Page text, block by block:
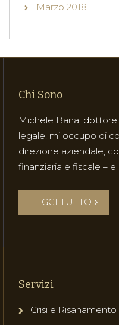
Marzo 2018
Chi Sono
Michele Bana,
legale, mi occupo di
direzione aziendale,
finanziaria e fiscale – e
LEGGI TUTTO
Servizi
Crisi e Risanamento